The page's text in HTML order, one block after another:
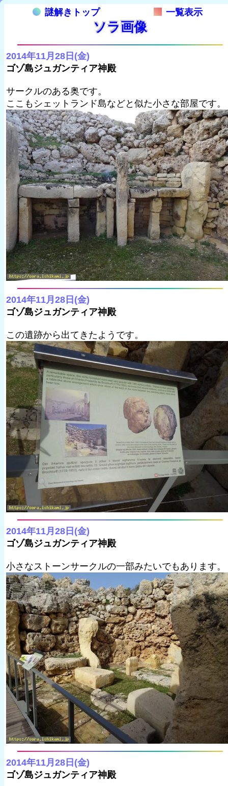
謎解きトップ 一覧表示
ソラ画像
2014年11月28日(金)
ゴゾ島ジュガンティア神殿
サークルのある奥です。
ここもシェットランド島などと似た小さな部屋です。
2014年11月28日(金)
ゴゾ島ジュガンティア神殿
この遺跡から出てきたようです。
2014年11月28日(金)
ゴゾ島ジュガンティア神殿
小さなストーンサークルの一部みたいでもあります。
2014年11月28日(金)
ゴゾ島ジュガンティア神殿